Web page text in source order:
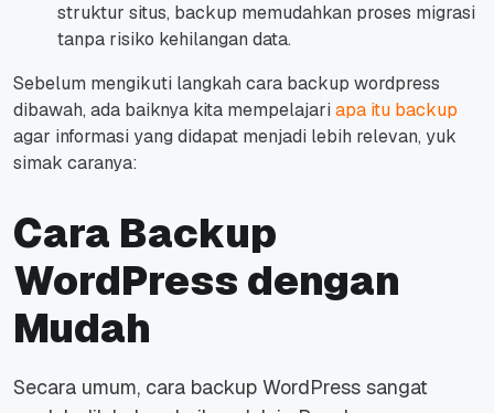
struktur situs, backup memudahkan proses migrasi
tanpa risiko kehilangan data.
Sebelum mengikuti langkah cara backup wordpress
dibawah, ada baiknya kita mempelajari apa itu backup
agar informasi yang didapat menjadi lebih relevan, yuk
simak caranya:
Cara Backup
WordPress dengan
Mudah
Secara umum, cara backup WordPress sangat